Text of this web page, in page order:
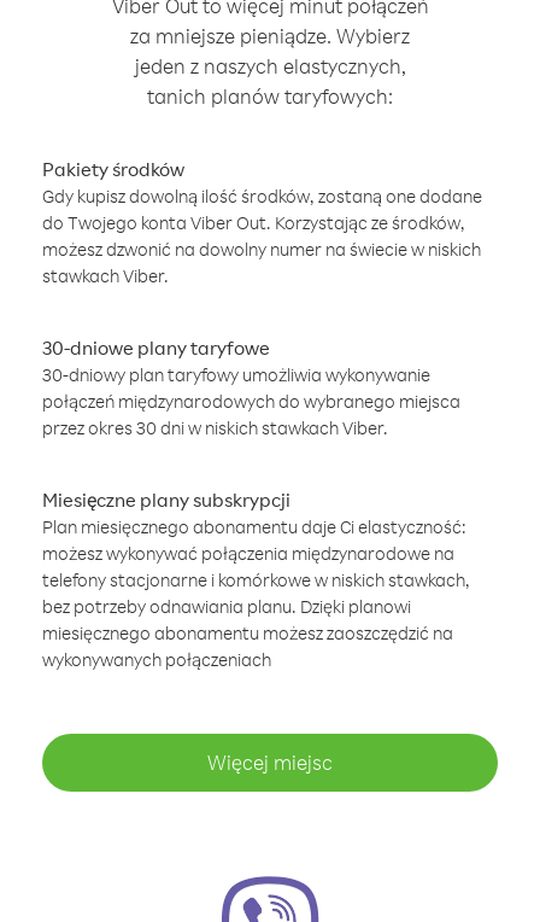
Viber Out to więcej minut połączeń
za mniejsze pieniądze. Wybierz
jeden z naszych elastycznych,
tanich planów taryfowych:
Pakiety środków
Gdy kupisz dowolną ilość środków, zostaną one dodane
do Twojego konta Viber Out. Korzystając ze środków,
możesz dzwonić na dowolny numer na świecie w niskich
stawkach Viber.
30-dniowe plany taryfowe
30-dniowy plan taryfowy umożliwia wykonywanie
połączeń międzynarodowych do wybranego miejsca
przez okres 30 dni w niskich stawkach Viber.
Miesięczne plany subskrypcji
Plan miesięcznego abonamentu daje Ci elastyczność:
możesz wykonywać połączenia międzynarodowe na
telefony stacjonarne i komórkowe w niskich stawkach,
bez potrzeby odnawiania planu. Dzięki planowi
miesięcznego abonamentu możesz zaoszczędzić na
wykonywanych połączeniach
Więcej miejsc